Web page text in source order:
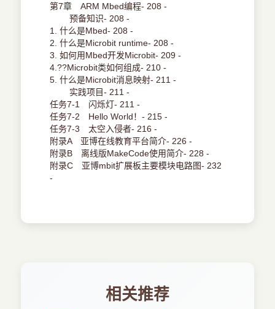
第7章 ARM Mbed编程- 208 -
预备知识- 208 -
1. 什么是Mbed- 208 -
2. 什么是Microbit runtime- 208 -
3. 如何用Mbed开发Microbit- 209 -
4.??Microbit类如何组成- 210 -
5. 什么是Microbit消息映射- 211 -
实践项目- 211 -
任务7-1 闪烁灯- 211 -
任务7-2 Hello World！- 215 -
任务7-3 太空入侵者- 216 -
附录A 亚博在线教育平台简介- 226 -
附录B 离线版MakeCode使用简介- 228 -
附录C 亚博mbit扩展板主要模块电路图- 232
-
相关推荐